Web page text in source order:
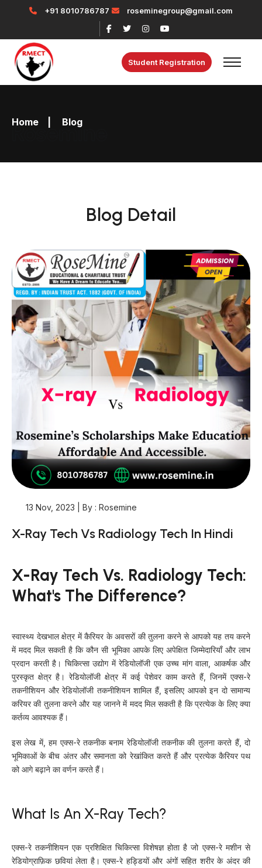
+91 8010786787 roseminegroup@gmail.com
Student Registration
Rosemine
Home Blog
Blog Detail
13 Nov, 2023 | By : Rosemine
X-Ray Tech Vs Radiology Tech In Hindi
X-Ray Tech Vs. Radiology Tech:
What's The Difference?
स्वास्थ्य देखभाल क्षेत्र में कैरियर के अवसरों की तुलना करने से आपको यह तय करने
में मदद मिल सकती है कि कौन सी भूमिका आपके लिए अपेक्षित जिम्मेदारियाँ और लाभ
प्रदान करती है। चिकित्सा उद्योग में रेडियोलॉजी एक उच्च मांग वाला, आकर्षक और
पुरस्कृत क्षेत्र है। रेडियोलॉजी क्षेत्र में कई पेशेवर काम करते हैं, जिनमें एक्स-रे
तकनीशियन और रेडियोलॉजी तकनीशियन शामिल हैं, इसलिए आपको इन दो सामान्य
करियर की तुलना करने और यह जानने में मदद मिल सकती है कि प्रत्येक के लिए क्या
कर्तव्य आवश्यक हैं।
इस लेख में, हम एक्स-रे तकनीक बनाम रेडियोलॉजी तकनीक की तुलना करते हैं, दो
भूमिकाओं के बीच अंतर और समानता को रेखांकित करते हैं और प्रत्येक कैरियर पथ
को आगे बढ़ाने का वर्णन करते हैं।
What Is An X-Ray Tech?
एक्स-रे तकनीशियन एक प्रशिक्षित चिकित्सा विशेषज्ञ होता है जो एक्स-रे मशीन से
रेडियोग्राफ़िक छवियां लेता है। एक्स-रे हड्डियों और अंगों सहित शरीर के अंदर की